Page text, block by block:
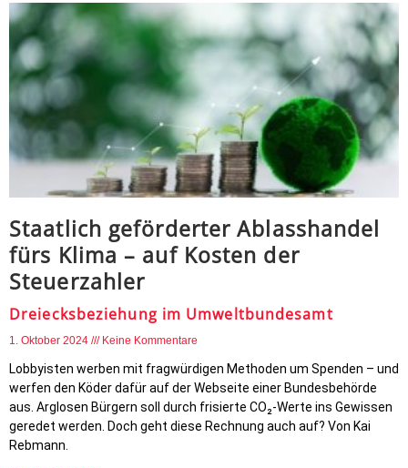
Staatlich geförderter Ablasshandel
fürs Klima – auf Kosten der
Steuerzahler
Dreiecksbeziehung im Umweltbundesamt
1. Oktober 2024 Keine Kommentare
Lobbyisten werben mit fragwürdigen Methoden um Spenden – und
werfen den Köder dafür auf der Webseite einer Bundesbehörde
aus. Arglosen Bürgern soll durch frisierte CO₂-Werte ins Gewissen
geredet werden. Doch geht diese Rechnung auch auf? Von Kai
Rebmann.